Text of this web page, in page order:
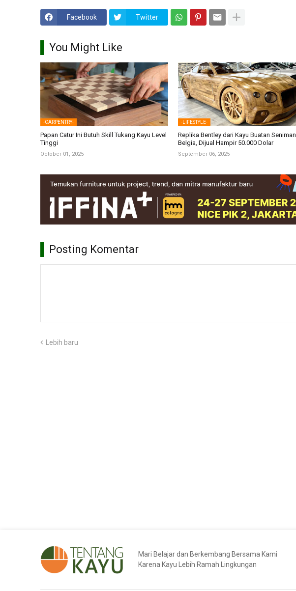
Facebook Twitter
You Might Like
-CARPENTRY-
Papan Catur Ini Butuh Skill Tukang Kayu Level
Tinggi
October 01, 2025
-LIFESTYLE-
Replika Bentley dari Kayu Buatan Seniman
Belgia, Dijual Hampir 50.000 Dolar
September 06, 2025
Posting Komentar
Lebih baru
Mari Belajar dan Berkembang Bersama Kami
Karena Kayu Lebih Ramah Lingkungan